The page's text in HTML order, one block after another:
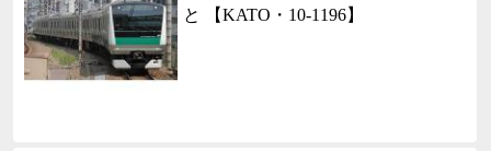
と 【KATO・10-1196】